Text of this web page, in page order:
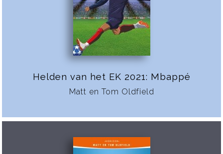
Helden van het EK 2021: Mbappé
Matt en Tom Oldfield